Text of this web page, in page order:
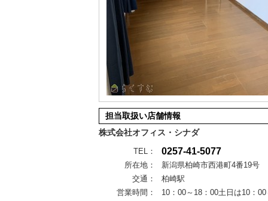
担当取扱い店舗情報
株式会社オフィス・シナダ
TEL： 0257-41-5077
所在地：
新潟県柏崎市西港町4番19号
交通：
柏崎駅
営業時間：
10：00～18：00土日は10：